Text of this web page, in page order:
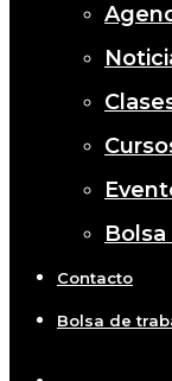
Contacto
Bolsa de